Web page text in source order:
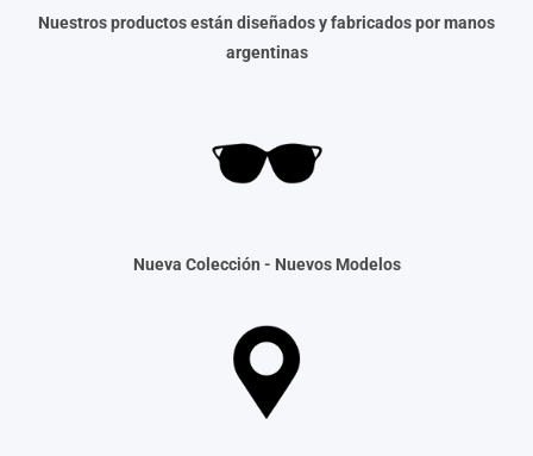
Nuestros productos están diseñados y fabricados por manos
argentinas
Nueva Colección - Nuevos Modelos